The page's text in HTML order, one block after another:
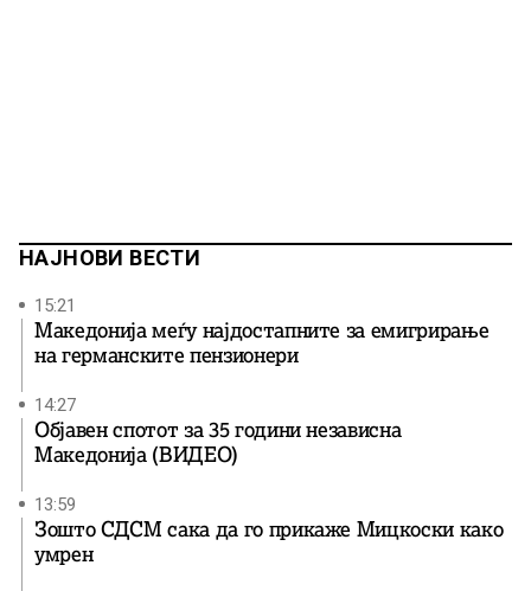
НАЈНОВИ ВЕСТИ
15:21
Македонија меѓу најдостапните за емигрирање
на германските пензионери
14:27
Објавен спотот за 35 години независна
Македонија (ВИДЕО)
13:59
Зошто СДСМ сака да го прикаже Мицкоски како
умрен